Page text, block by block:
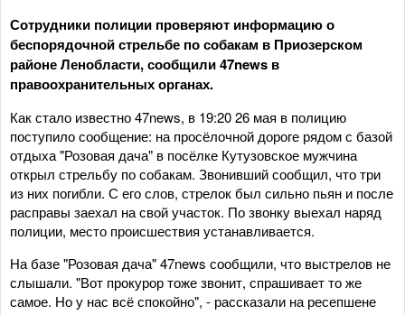
Сотрудники полиции проверяют информацию о
беспорядочной стрельбе по собакам в Приозерском
районе Ленобласти, сообщили 47news в
правоохранительных органах.
Как стало известно 47news, в 19:20 26 мая в полицию
поступило сообщение: на просёлочной дороге рядом с базой
отдыха "Розовая дача" в посёлке Кутузовское мужчина
открыл стрельбу по собакам. Звонивший сообщил, что три
из них погибли. С его слов, стрелок был сильно пьян и после
расправы заехал на свой участок. По звонку выехал наряд
полиции, место происшествия устанавливается.
На базе "Розовая дача" 47news сообщили, что выстрелов не
слышали. "Вот прокурор тоже звонит, спрашивает то же
самое. Но у нас всё спокойно", - рассказали на ресепшене